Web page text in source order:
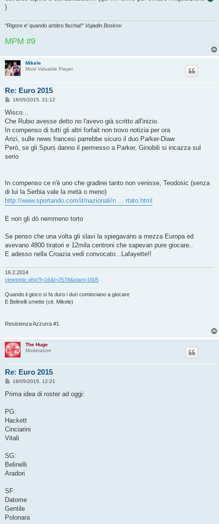
)
"Rigore e' quando arbitro fischia!" Vujadin Boskov
MPM #9
Mikele
Most Valuable Player
Re: Euro 2015
M
s
a
g
i
o
18/05/2015, 21:12
Wisco...
Che Rubio avesse detto no l'avevo già scritto all'inizio.
In compenso di tutti gli altri forfait non trovo notizia per ora
Anzi, sulle news francesi parrebbe sicuro il duo Parker-Diaw
Però, se gli Spurs danno il permesso a Parker, Ginobili si incazza sul
serio
In compenso ce n'è uno che gradirei tanto non venisse, Teodosic (senza
di lui la Serbia vale la metà o meno)
http://www.sportando.com/it/nazionali/n ... rtato.html
E non gli dò nemmeno torto
Se penso che una volta gli slavi la spiegavano a mezza Europa ed
avevano 4800 tiratori e 12mila centroni che sapevan pure giocare..
E adesso nella Croazia vedi convocato...Lafayette!!
16.2.2014
viewtopic.php?f=16&t=2578&start=1605
Quando il gioco si fa duro i duri cominciano a giocare
E Belinelli smette (cit. Mikele)
Resistenza Azzurra #1
The Huge
Moderatore
Re: Euro 2015
M
s
g
i
o
19/05/2015, 12:21
Prima idea di roster ad oggi:
PG:
Hackett
Cinciarini
Vitali
SG:
Belinelli
Aradori
SF:
Datome
Gentile
Polonara